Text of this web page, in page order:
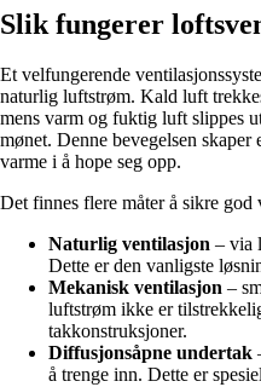
Slik fungerer
Et velfungerende
naturlig luftstrøm. Kald luft
mens varm og fuktig luft slippes
mønet. Denne bevegelsen
varme i å hope seg opp.
Det finnes flere måter å sikre god
Naturlig ventilasjon – via
Dette er den vanligste
Mekanisk ventilasjon –
luftstrøm ikke er
takkonstruksjoner.
Diffusjonsåpne undertak
å trenge inn. Dette er